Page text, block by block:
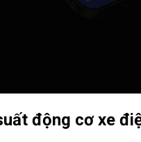
động cơ xe